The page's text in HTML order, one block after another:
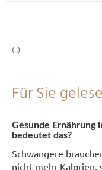
(..)
Für Sie
Gesunde Ernährung
bedeutet das?
Schwangere
nicht mehr Kalorien,